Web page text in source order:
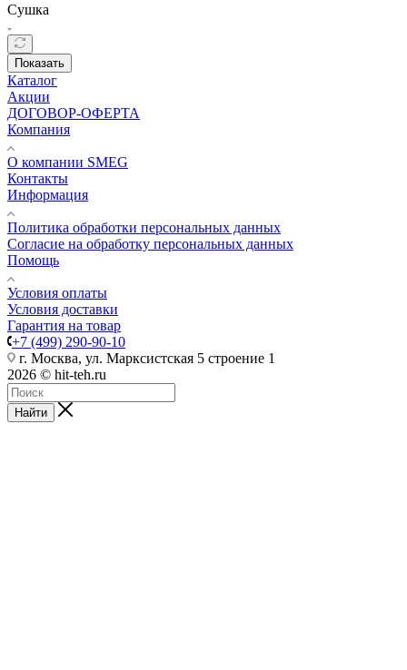
Сушка
Показать
Каталог
Акции
ДОГОВОР-ОФЕРТА
Компания
О компании SMEG
Контакты
Информация
Политика обработки персональных данных
Согласие на обработку персональных данных
Помощь
Условия оплаты
Условия доставки
Гарантия на товар
+7 (499) 290-90-10
г. Москва, ул. Марксистская 5 строение 1
2026 © hit-teh.ru
Найти